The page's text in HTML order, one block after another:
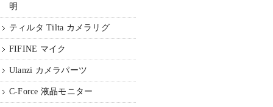
明
ティルタ Tilta カメラリグ
FIFINE マイク
Ulanzi カメラパーツ
C-Force 液晶モニター